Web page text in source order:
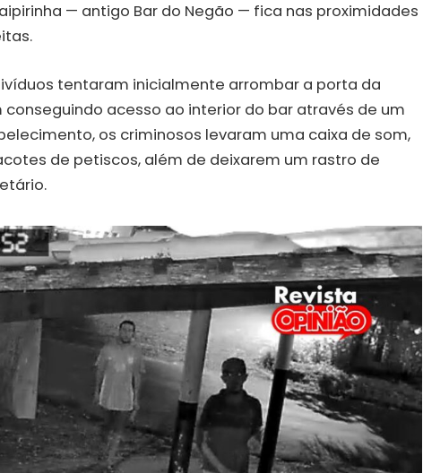
— antigo Bar do Negão — fica nas proximidades
tentaram inicialmente arrombar a porta da
acesso ao interior do bar através de um
os criminosos levaram uma caixa de som,
de petiscos, além de deixarem um rastro de